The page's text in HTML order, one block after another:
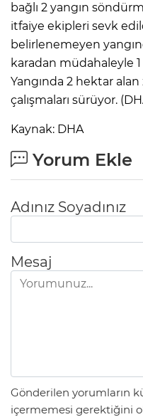
bağlı 2 yangın
itfaiye ekipleri sevk
belirlenemeyen
karadan müdahaleyle 1
Yangında 2 hektar
çalışmaları sürüyor.
Kaynak: DHA
Yorum Ekle
Adınız Soyadınız
Mesaj
Gönderilen yorumların
içermemesi gerektiğini